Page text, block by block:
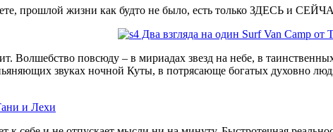
прошлой жизни как будто не было, есть только ЗДЕСЬ и
Волшебство повсюду – в мириадах звезд на небе, в
звуках ночной Куты, в потрясающе богатых духовно